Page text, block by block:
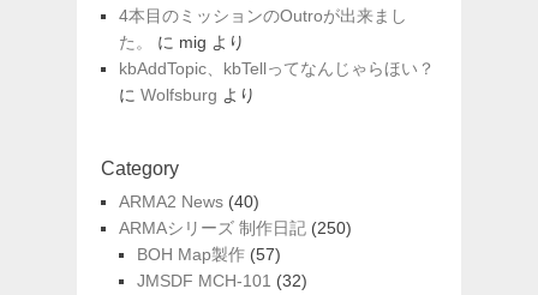
4本目のミッションのOutroが出来まし
た。
に mig より
kbAddTopic、kbTellってなんじゃらほい？
に Wolfsburg より
Category
ARMA2 News (40)
ARMAシリーズ 制作日記 (250)
BOH Map製作 (57)
JMSDF MCH-101 (32)